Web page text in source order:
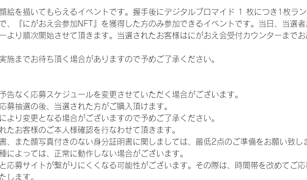
絵を描いてもらえるイベントです。握手後にデジタルブロマイド 1 枚につき1枚ラ
、『にがおえ会参加NFT』を獲得した方のみ参加できるイベントです。当日、当選者
より順次開始させて頂きます。当選されたお客様はにがおえ会受付カウンターまでお
施までお待ち頂く場合がありますので予めご了承ください。
告なく応募スケジュールを変更させていただく場合がございます。
募抽選の後、当選された方がご購入頂けます。
より変更となる場合がございますので予めご了承ください。
たお客様のご本人様確認を行なわせて頂きます。
、また顔写真付きのない身分証明書に関しましては、最低2点のご準備をお願い致し
によっては、正常に動作しない場合がございます。
応募サイトが繋がりにくくなる可能性がございます。その際は、時間帯を改めてご応
します。